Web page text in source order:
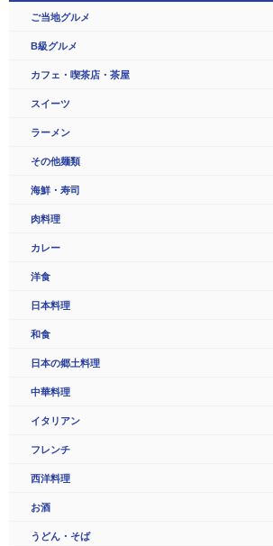
ご当地グルメ
B級グルメ
カフェ・喫茶店・茶屋
スイーツ
ラーメン
その他麺類
海鮮・寿司
肉料理
カレー
洋食
日本料理
和食
日本の郷土料理
中華料理
イタリアン
フレンチ
西洋料理
お酒
うどん・そば